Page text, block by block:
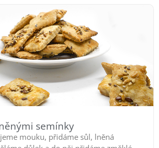
semínky
mouku, přidáme sůl, lněná